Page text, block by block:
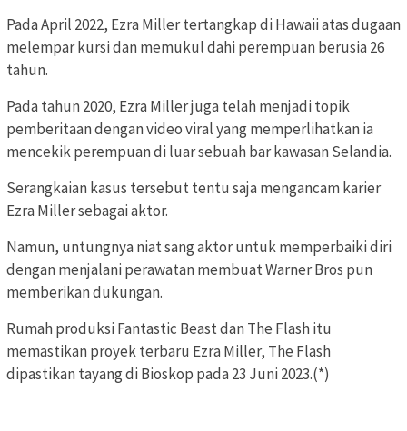
Pada April 2022, Ezra Miller tertangkap di Hawaii atas dugaan
melempar kursi dan memukul dahi perempuan berusia 26
tahun.
Pada tahun 2020, Ezra Miller juga telah menjadi topik
pemberitaan dengan video viral yang memperlihatkan ia
mencekik perempuan di luar sebuah bar kawasan Selandia.
Serangkaian kasus tersebut tentu saja mengancam karier
Ezra Miller sebagai aktor.
Namun, untungnya niat sang aktor untuk memperbaiki diri
dengan menjalani perawatan membuat Warner Bros pun
memberikan dukungan.
Rumah produksi Fantastic Beast dan The Flash itu
memastikan proyek terbaru Ezra Miller, The Flash
dipastikan tayang di Bioskop pada 23 Juni 2023.(*)